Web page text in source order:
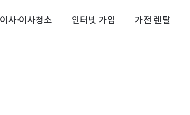
이사·이사청소 인터넷 가입 가전 렌탈